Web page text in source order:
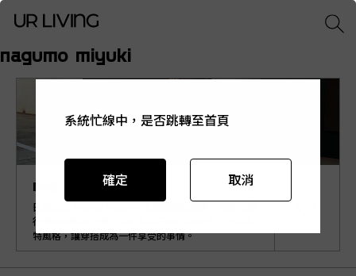
nagumo miyuki
nagumo miyuki
日籍KOL Miyuki Nagumo主理的同名品牌，擅於在流
行最前線選貨之餘，更融入自己的訂製款式，充滿獨
特風格，讓穿搭成為一件享受的事情。
系統忙線中，是否跳轉至首頁
確定 取消
系統忙線中，是否跳轉至首頁
確定 取消
系統忙線中，是否跳轉至首頁
確定 取消
系統忙線中，是否跳轉至首頁
確定 取消
系統忙線中，是否跳轉至首頁
確定 取消